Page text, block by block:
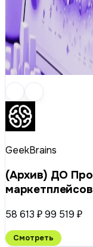
GeekBrains
(Архив) ДО
58 613 ₽99 519 ₽
Смотреть